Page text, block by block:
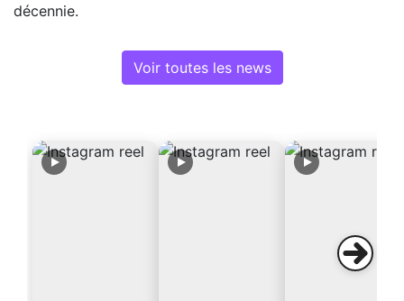
décennie.
Voir toutes les news